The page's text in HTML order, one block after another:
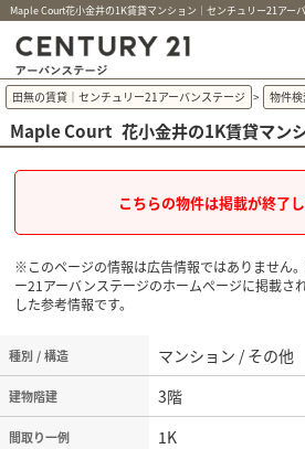
Maple Court花小金井の1K賃貸マンション｜センチュリー21アー
田無の賃貸｜センチュリー21アーバンステージ > 物件
Maple Court 花小金井の1K賃貸マン
こちらの物件は掲載が終了し
※このページの情報は広告情報ではありません
ー21アーバンステージのホームぺージに掲載さ
した参考情報です。
種別 / 構造 マンション / その他
建物階建 3階
間取り一例 1K